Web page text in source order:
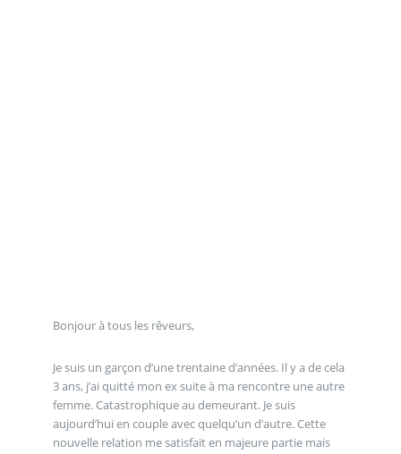
Bonjour à tous les rêveurs,
Je suis un garçon d’une trentaine d’années. Il y a de cela
3 ans, j’ai quitté mon ex suite à ma rencontre une autre
femme. Catastrophique au demeurant. Je suis
aujourd’hui en couple avec quelqu’un d’autre. Cette
nouvelle relation me satisfait en majeure partie mais